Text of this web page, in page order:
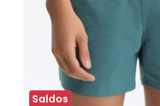
Saldos